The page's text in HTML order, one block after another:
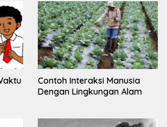
Contoh Interaksi Manusia
Dengan Lingkungan Alam